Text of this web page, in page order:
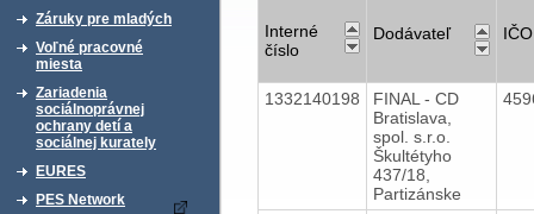
Záruky pre mladých
Voľné pracovné
miesta
Zariadenia
sociálnoprávnej
ochrany detí a
sociálnej kurately
EURES
PES Network
Interné
číslo
Dodávateľ IČO
1332140198
FINAL - CD
Bratislava,
spol. s.r.o.
Škultétyho
437/18,
Partizánske